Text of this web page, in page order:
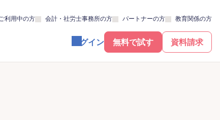
利用中の方 会計・社労士事務所の方 パートナーの方 教育関係の方
無料で試す 資料請求
ログイン